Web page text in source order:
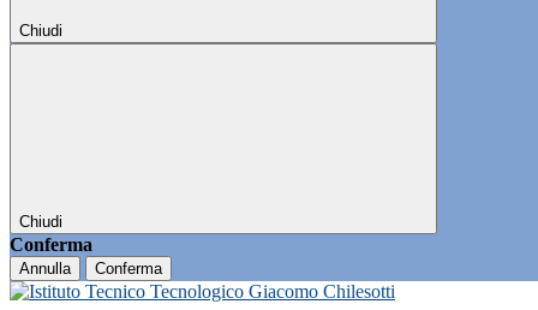
Chiudi
Chiudi
Conferma
Annulla Conferma